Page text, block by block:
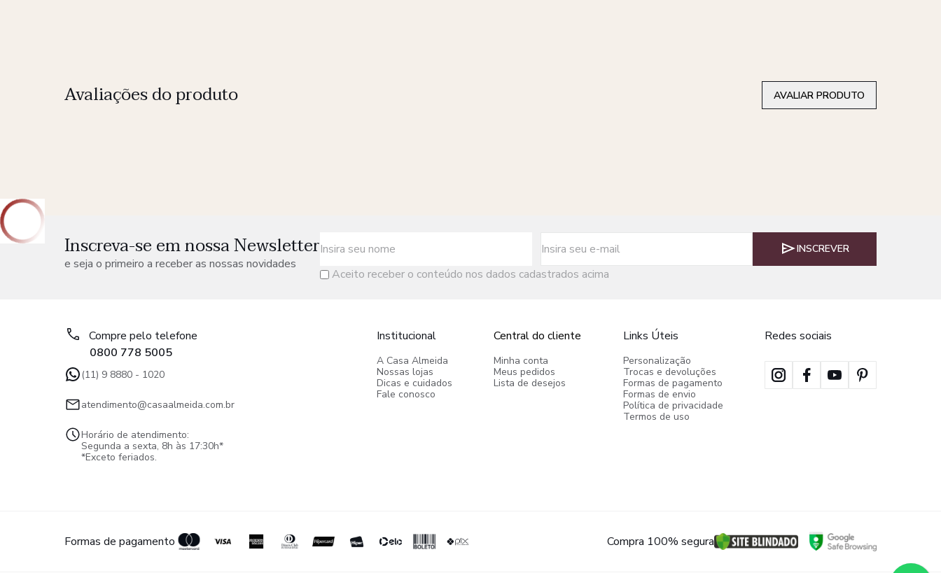
Avaliações do produto AVALIAR PRODUTO
Inscreva-se em nossa Newsletter
e seja o primeiro a receber as nossas novidades
Aceito receber o conteúdo nos dados cadastrados acima
INSCREVER
Compre pelo telefone
0800 778 5005
(11) 9 8880 - 1020
atendimento@casaalmeida.com.br
Horário de atendimento:
Segunda a sexta, 8h às 17:30h*
*Exceto feriados.
Institucional
A Casa Almeida
Nossas lojas
Dicas e cuidados
Fale conosco
Central do cliente
Minha conta
Meus pedidos
Lista de desejos
Links Úteis
Personalização
Trocas e devoluções
Formas de pagamento
Formas de envio
Política de privacidade
Termos de uso
Redes sociais
Formas de pagamento Compra 100% segura